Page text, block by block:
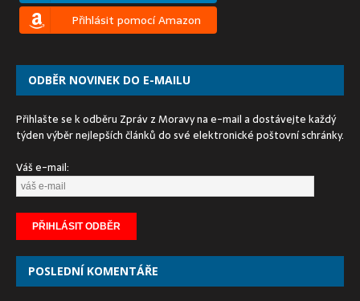
Přihlásit pomocí Amazon
ODBĚR NOVINEK DO E-MAILU
Přihlašte se k odběru Zpráv z Moravy na e-mail a dostávejte každý
týden výběr nejlepších článků do své elektronické poštovní schránky.
Váš e-mail:
POSLEDNÍ KOMENTÁŘE